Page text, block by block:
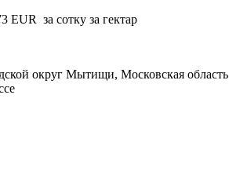
EUR за сотку за гектар
округ Мытищи, Московская область